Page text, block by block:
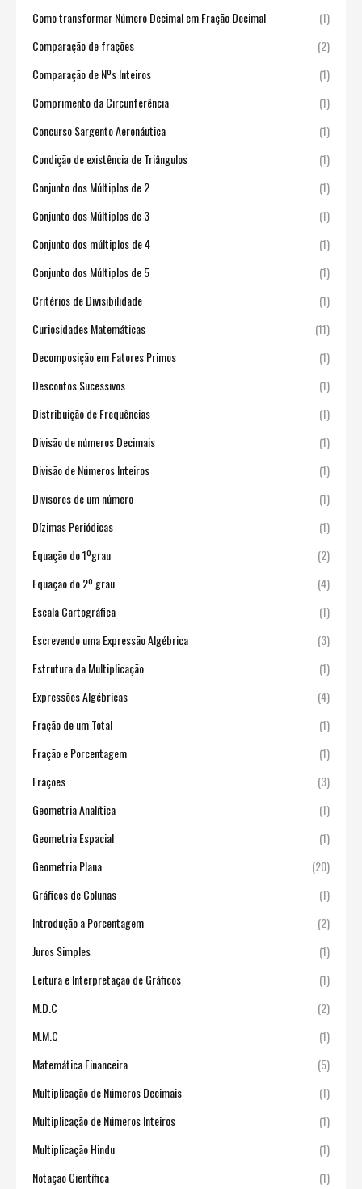
Como transformar Número Decimal em Fração Decimal
(1)
Comparação de frações
(2)
Comparação de Nºs Inteiros
(1)
Comprimento da Circunferência
(1)
Concurso Sargento Aeronáutica
(1)
Condição de existência de Triângulos
(1)
Conjunto dos Múltiplos de 2
(1)
Conjunto dos Múltiplos de 3
(1)
Conjunto dos múltiplos de 4
(1)
Conjunto dos Múltiplos de 5
(1)
Critérios de Divisibilidade
(1)
Curiosidades Matemáticas
(11)
Decomposição em Fatores Primos
(1)
Descontos Sucessivos
(1)
Distribuição de Frequências
(1)
Divisão de números Decimais
(1)
Divisão de Números Inteiros
(1)
Divisores de um número
(1)
Dízimas Periódicas
(1)
Equação do 1ºgrau
(2)
Equação do 2º grau
(4)
Escala Cartográfica
(1)
Escrevendo uma Expressão Algébrica
(3)
Estrutura da Multiplicação
(1)
Expressões Algébricas
(4)
Fração de um Total
(1)
Fração e Porcentagem
(1)
Frações
(3)
Geometria Analítica
(1)
Geometria Espacial
(1)
Geometria Plana
(20)
Gráficos de Colunas
(1)
Introdução a Porcentagem
(2)
Juros Simples
(1)
Leitura e Interpretação de Gráficos
(1)
M.D.C
(2)
M.M.C
(1)
Matemática Financeira
(5)
Multiplicação de Números Decimais
(1)
Multiplicação de Números Inteiros
(1)
Multiplicação Hindu
(1)
Notação Científica
(1)